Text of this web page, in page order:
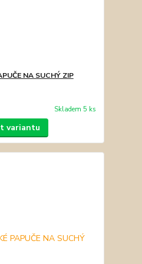
NA SUCHÝ ZIP
Skladem 5 ks
variantu